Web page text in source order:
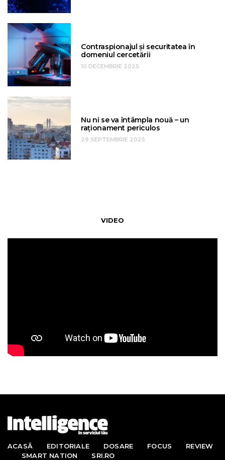
Contraspionajul și securitatea în
domeniul cercetării
10 DECEMBRIE 2025
Nu ni se va întâmpla nouă – un
raționament periculos
29 SEPTEMBRIE 2025
VIDEO
ACASĂ EDITORIALE DOSARE FOCUS
REVIEW
SMART NATION
SRI.RO